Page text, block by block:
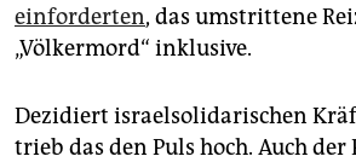
einforderten, das umstrittene
„Völkermord“ inklusive.
Dezidiert israelsolidarischen
trieb das den Puls hoch. Auch der